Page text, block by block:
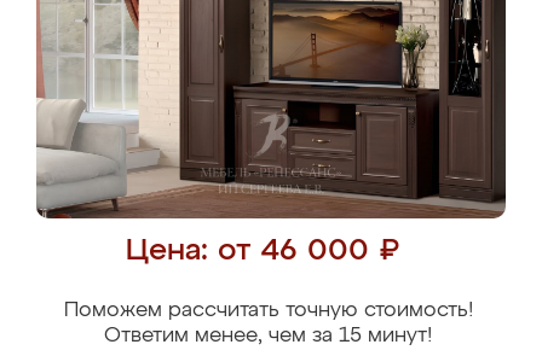
Цена: от 46 000 ₽
Поможем рассчитать точную стоимость!
Ответим менее, чем за 15 минут!